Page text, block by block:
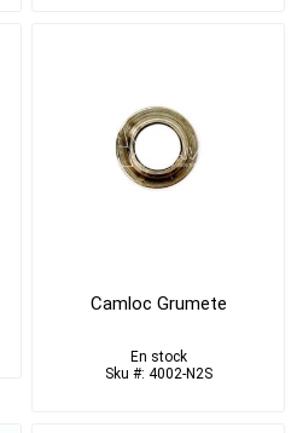
Camloc Grumete
En stock
Sku #: 4002-N2S